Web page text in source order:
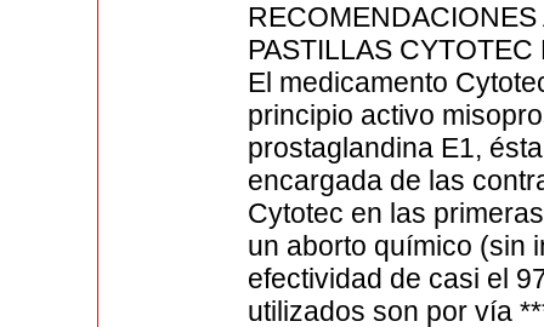
PASTILLAS
El medicamento
principio activo
prostaglandina E1,
encargada de las
Cytotec en las
un aborto químico (sin
efectividad de casi el
utilizados son por vía